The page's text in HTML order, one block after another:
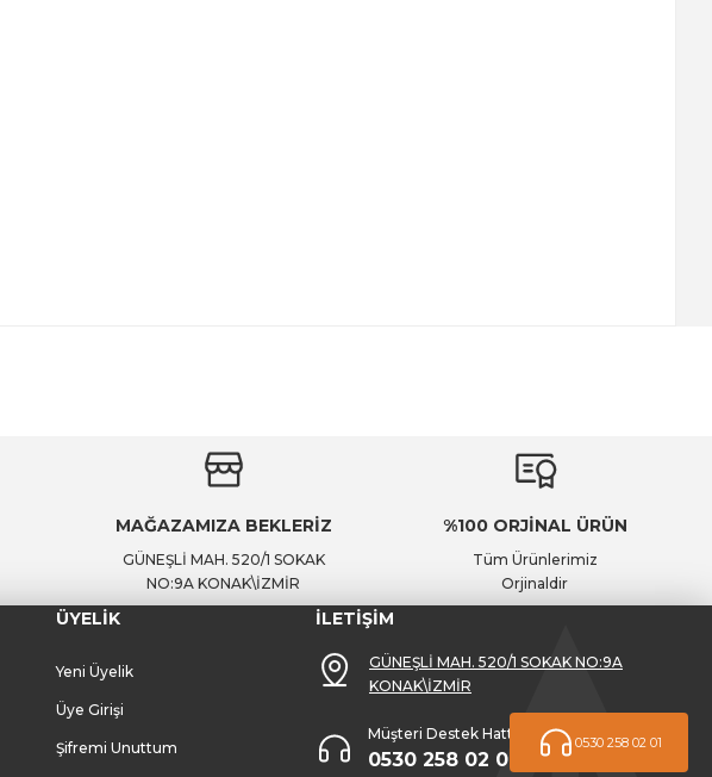
MAĞAZAMIZA BEKLERİZ
GÜNEŞLİ MAH. 520/1 SOKAK
NO:9A KONAK\İZMİR
%100 ORJİNAL ÜRÜN
Tüm Ürünlerimiz
Orjinaldir
ÜYELİK
Yeni Üyelik
Üye Girişi
Şifremi Unuttum
İLETİŞİM
GÜNEŞLİ MAH. 520/1 SOKAK NO:9A
KONAK\İZMİR
Müşteri Destek Hattı
0530 258 02 01
0530 258 02 01